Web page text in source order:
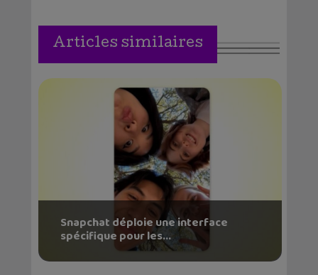
Articles similaires
Snapchat déploie une interface
spécifique pour les...